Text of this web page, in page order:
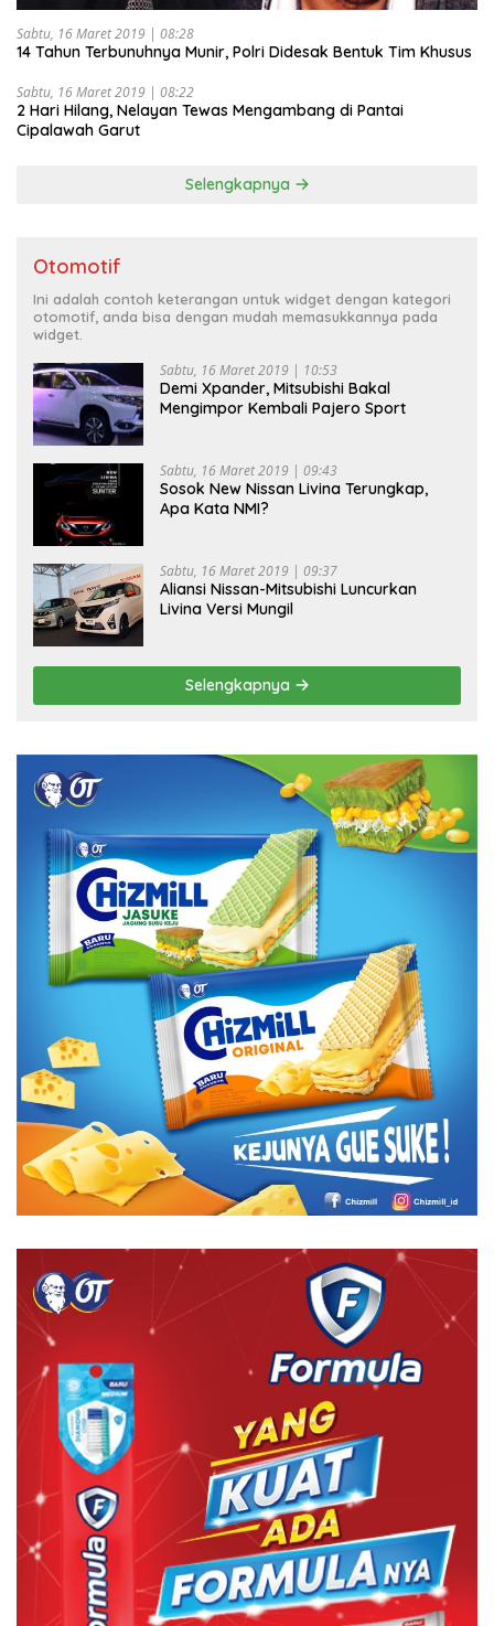
Sabtu, 16 Maret 2019 | 08:28
14 Tahun Terbunuhnya Munir, Polri Didesak Bentuk Tim Khusus
Sabtu, 16 Maret 2019 | 08:22
2 Hari Hilang, Nelayan Tewas Mengambang di Pantai
Cipalawah Garut
Selengkapnya
Otomotif
Ini adalah contoh keterangan untuk widget dengan kategori
otomotif, anda bisa dengan mudah memasukkannya pada
widget.
Sabtu, 16 Maret 2019 | 10:53
Demi Xpander, Mitsubishi Bakal
Mengimpor Kembali Pajero Sport
Sabtu, 16 Maret 2019 | 09:43
Sosok New Nissan Livina Terungkap,
Apa Kata NMI?
Sabtu, 16 Maret 2019 | 09:37
Aliansi Nissan-Mitsubishi Luncurkan
Livina Versi Mungil
Selengkapnya